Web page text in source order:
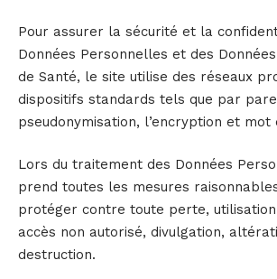
Pour assurer la sécurité et la
Données Personnelles et des
de Santé, le site utilise des réseaux
dispositifs standards tels que par
pseudonymisation, l’encryption et mot
Lors du traitement des Données
prend toutes les mesures
protéger contre toute perte,
accès non autorisé, divulgation,
destruction.